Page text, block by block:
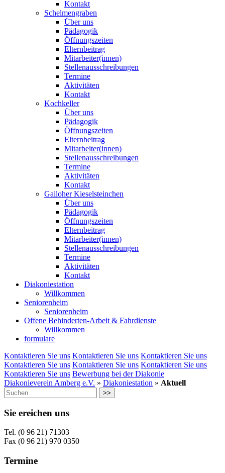
Kontakt
Schelmengraben
Über uns
Pädagogik
Öffnungszeiten
Elternbeitrag
Mitarbeiter(innen)
Stellenausschreibungen
Termine
Aktivitäten
Kontakt
Kochkeller
Über uns
Pädagogik
Öffnungszeiten
Elternbeitrag
Mitarbeiter(innen)
Stellenausschreibungen
Termine
Aktivitäten
Kontakt
Gailoher Kieselsteinchen
Über uns
Pädagogik
Öffnungszeiten
Elternbeitrag
Mitarbeiter(innen)
Stellenausschreibungen
Termine
Aktivitäten
Kontakt
Diakoniestation
Willkommen
Seniorenheim
Seniorenheim
Offene Behinderten-Arbeit & Fahrdienste
Willkommen
formulare
Kontaktieren Sie uns Kontaktieren Sie uns Kontaktieren Sie uns
Kontaktieren Sie uns Kontaktieren Sie uns Kontaktieren Sie uns
Kontaktieren Sie uns Bewerbung bei der Diakonie
Diakonieverein Amberg e.V. » Diakoniestation » Aktuell
>>
Sie ereichen uns
Tel. (0 96 21) 71303
Fax (0 96 21) 970 0350
Termine